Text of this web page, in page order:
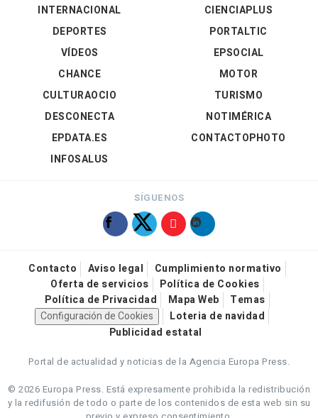
INTERNACIONAL
DEPORTES
VÍDEOS
CIENCIAPLUS
PORTALTIC
EPSOCIAL
CHANCE
CULTURAOCIO
DESCONECTA
EPDATA.ES
INFOSALUS
MOTOR
TURISMO
NOTIMÉRICA
CONTACTOPHOTO
SÍGUENOS
Contacto Aviso legal
Cumplimiento normativo
Oferta de servicios
Política de Cookies
Política de Privacidad
Mapa Web
Temas
Configuración de Cookies
Loteria de navidad
Publicidad estatal
Portal de actualidad y noticias de la Agencia Europa Press.
© 2026 Europa Press. Está expresamente prohibida la redistribución
y la redifusión de todo o parte de los contenidos de esta web sin su